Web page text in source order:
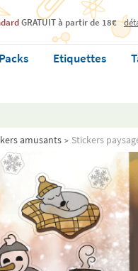
GRATUITà partir de 18€
Packs Etiquettes
amusants Stickers